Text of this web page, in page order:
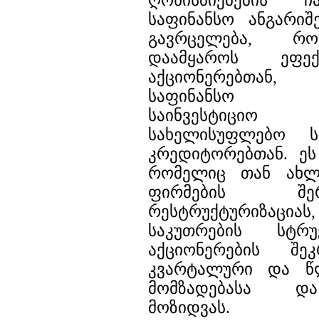
საფინანსო
გავრცელება,
დაამყაროს
საფინანსო
სახელისუფლებო
კრედიტორებთან.
რომელიც თან
ფირმების
საკუთრების
აქციონერების
კვარტალური და
მომზადებასა
მოზიდვას.